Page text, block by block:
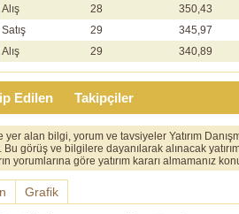
Alış
28 350,43
Satış
29 345,97
Alış
29 340,89
Edilen Takipçiler
yer alan bilgi, yorum ve tavsiyeler Yatırım
görüş ve bilgilere dayanılarak alınacak
yorumlarına göre yatırım kararı almamanız
Grafik